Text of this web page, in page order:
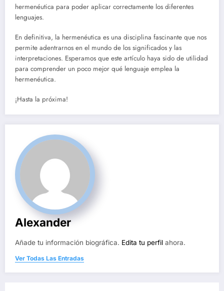
hermenéutica para poder aplicar correctamente los diferentes
lenguajes.
En definitiva, la hermenéutica es una disciplina fascinante que nos
permite adentrarnos en el mundo de los significados y las
interpretaciones. Esperamos que este artículo haya sido de utilidad
para comprender un poco mejor qué lenguaje emplea la
hermenéutica.
¡Hasta la próxima!
Alexander
Añade tu información biográfica. Edita tu perfil ahora.
Ver Todas Las Entradas